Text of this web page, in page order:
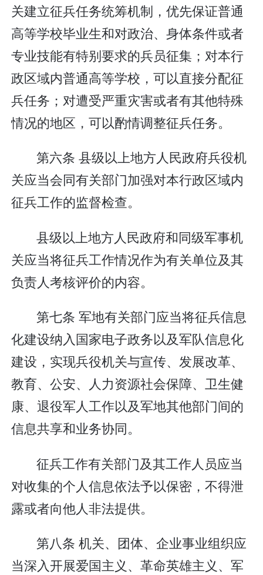
关建立征兵任务统筹机制，优先保证普通
高等学校毕业生和对政治、身体条件或者
专业技能有特别要求的兵员征集；对本行
政区域内普通高等学校，可以直接分配征
兵任务；对遭受严重灾害或者有其他特殊
情况的地区，可以酌情调整征兵任务。
第六条 县级以上地方人民政府兵役机
关应当会同有关部门加强对本行政区域内
征兵工作的监督检查。
县级以上地方人民政府和同级军事机
关应当将征兵工作情况作为有关单位及其
负责人考核评价的内容。
第七条 军地有关部门应当将征兵信息
化建设纳入国家电子政务以及军队信息化
建设，实现兵役机关与宣传、发展改革、
教育、公安、人力资源社会保障、卫生健
康、退役军人工作以及军地其他部门间的
信息共享和业务协同。
征兵工作有关部门及其工作人员应当
对收集的个人信息依法予以保密，不得泄
露或者向他人非法提供。
第八条 机关、团体、企业事业组织应
当深入开展爱国主义、革命英雄主义、军